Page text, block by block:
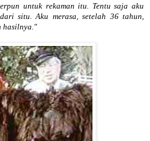
untuk rekaman itu. Tentu saja aku
situ. Aku merasa, setelah 36 tahun,
hasilnya."